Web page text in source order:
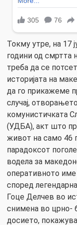
Токму утре, на 17
години од смртта
треба да се
историјата на
да го прикажеме
случај,
комунистичката
(УДБА), акт што
живот на само 46
парадоксот
водела за
оперативното име
според
Гоце Делчев во
снимена во црно-
досието,